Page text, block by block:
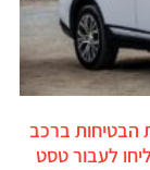
הבטיחות ברכב
לעבור טסט